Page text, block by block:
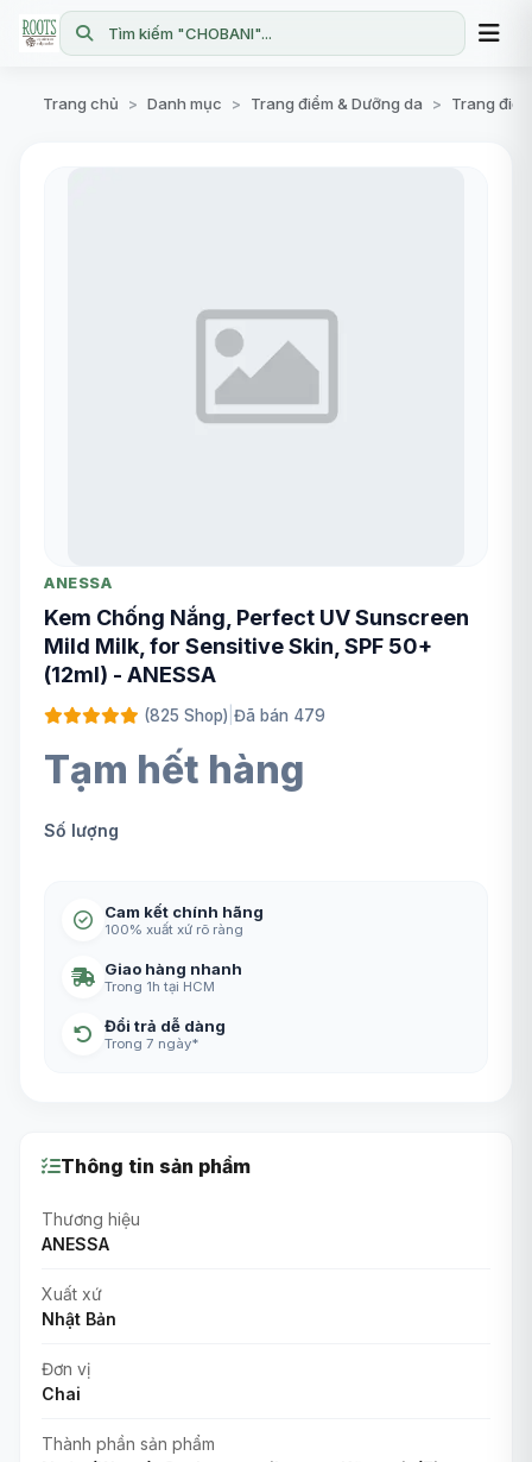
Tìm kiếm "CHOBANI"...
Trang chủ > Danh mục > Trang điểm & Dưỡng da > Trang
ANESSA
Kem Chống Nắng, Perfect UV Sunscreen
Mild Milk, for Sensitive Skin, SPF 50+
(12ml) - ANESSA
(825 Shop) Đã bán 479
Tạm hết hàng
Số lượng
Cam kết chính hãng
100% xuất xứ rõ ràng
Giao hàng nhanh
Trong 1h tại HCM
Đổi trả dễ dàng
Trong 7 ngày*
Thông tin sản phẩm
Thương hiệu
ANESSA
Xuất xứ
Nhật Bản
Đơn vị
Chai
Thành phần sản phẩm